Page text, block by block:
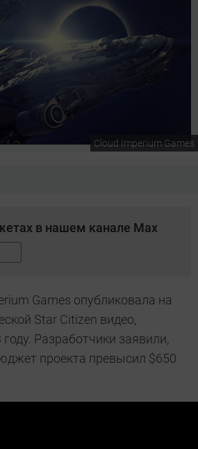
Cloud Imperium Games
в нашем канале Max
Games опубликовала на
Star Citizen видео,
Разработчики заявили,
проекта превысил $650